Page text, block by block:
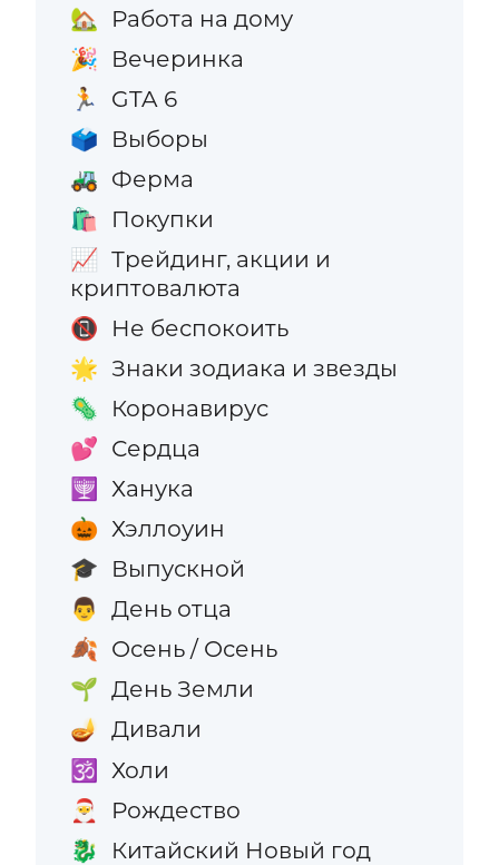
🏡 Работа на дому
🎉 Вечеринка
🏃 GTA 6
🗳️ Выборы
🚜 Ферма
🛍️ Покупки
📈 Трейдинг, акции и
криптовалюта
📵 Не беспокоить
🌟 Знаки зодиака и звезды
🦠 Коронавирус
💕 Сердца
🕎 Ханука
🎃 Хэллоуин
🎓 Выпускной
👨 День отца
🍂 Осень / Осень
🌱 День Земли
🪔 Дивали
🕉️ Холи
🎅 Рождество
🐉 Китайский Новый год